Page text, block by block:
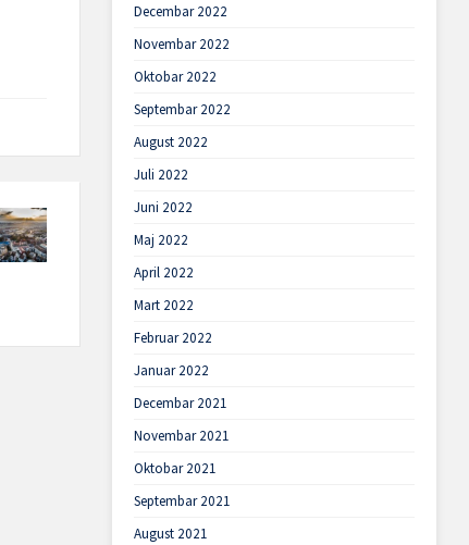
Decembar 2022
Novembar 2022
Oktobar 2022
Septembar 2022
August 2022
Juli 2022
Juni 2022
Maj 2022
April 2022
Mart 2022
Februar 2022
Januar 2022
Decembar 2021
Novembar 2021
Oktobar 2021
Septembar 2021
August 2021